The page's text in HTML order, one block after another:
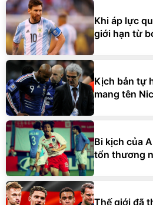
Khi áp lực
giới hạn từ
Kịch bản tự
mang tên
Bi kịch của
tổn thương
Thế giới đã